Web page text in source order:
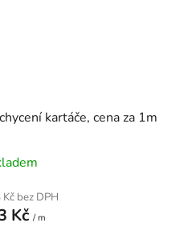
kartáče, cena za 1m
bez DPH
Kč / m